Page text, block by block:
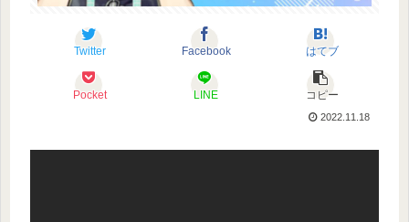
Twitter Facebook はてブ
Pocket LINE コピー
2022.11.18